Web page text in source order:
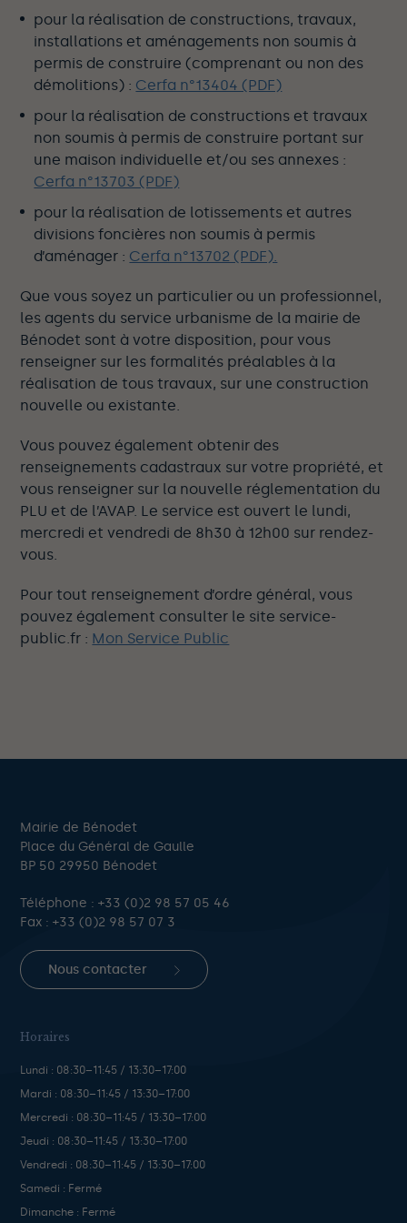
pour la réalisation de constructions, travaux,
installations et aménagements non soumis à
permis de construire (comprenant ou non des
démolitions) : Cerfa n°13404 (PDF)
pour la réalisation de constructions et travaux
non soumis à permis de construire portant sur
une maison individuelle et/ou ses annexes :
Cerfa n°13703 (PDF)
pour la réalisation de lotissements et autres
divisions foncières non soumis à permis
d’aménager : Cerfa n°13702 (PDF).
Que vous soyez un particulier ou un professionnel,
les agents du service urbanisme de la mairie de
Bénodet sont à votre disposition, pour vous
renseigner sur les formalités préalables à la
réalisation de tous travaux, sur une construction
nouvelle ou existante.
Vous pouvez également obtenir des
renseignements cadastraux sur votre propriété, et
vous renseigner sur la nouvelle réglementation du
PLU et de l’AVAP. Le service est ouvert le lundi,
mercredi et vendredi de 8h30 à 12h00 sur rendez-
vous.
Pour tout renseignement d’ordre général, vous
pouvez également consulter le site service-
public.fr : Mon Service Public
Mairie de Bénodet
Place du Général de Gaulle
BP 50 29950 Bénodet
Téléphone :+33 (0)2 98 57 05 46
Fax : +33 (0)2 98 57 07 3
Nous contacter
Horaires
Lundi : 08:30–11:45 / 13:30–17:00
Mardi : 08:30–11:45 / 13:30–17:00
Mercredi : 08:30–11:45 / 13:30–17:00
Jeudi : 08:30–11:45 / 13:30–17:00
Vendredi : 08:30–11:45 / 13:30–17:00
Samedi : Fermé
Dimanche : Fermé